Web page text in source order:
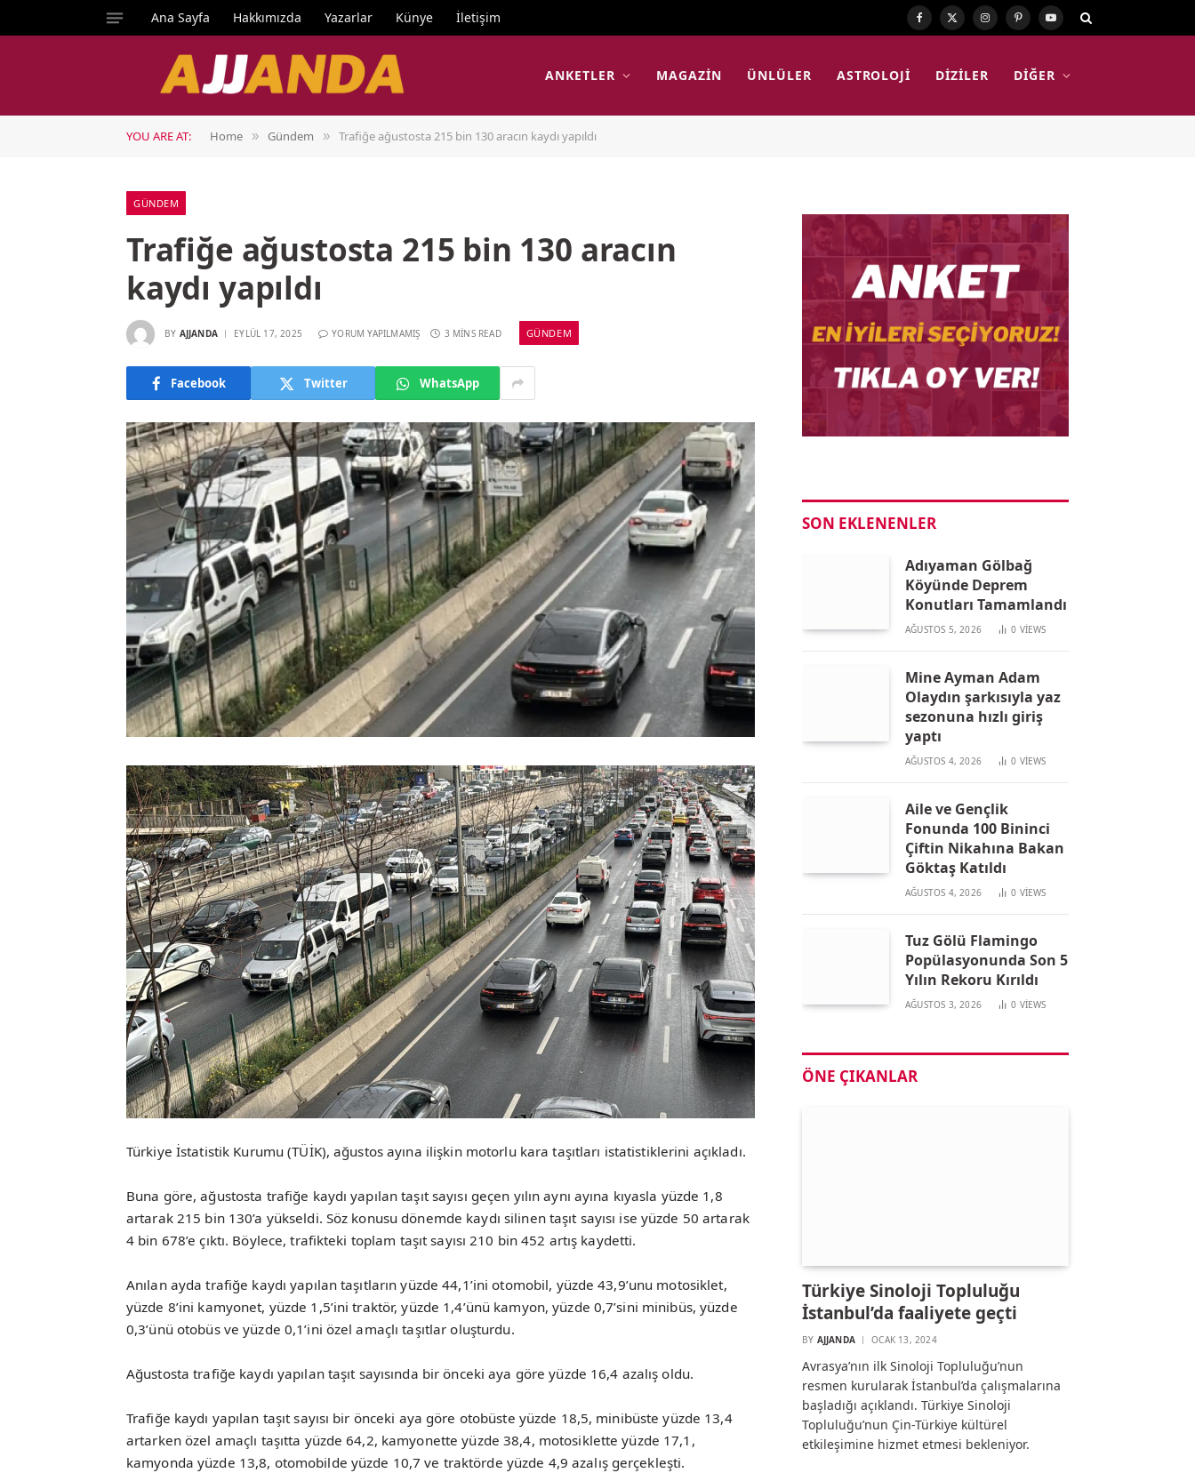
Ana Sayfa Hakkımızda Yazarlar Künye İletişim Facebook
X
Instagram
PinterestYouTube
ANKETLER MAGAZIN ÜNLÜLER ASTROLOJI DIZILER DIĞER
YOU ARE AT: Home » Gündem » Trafiğe ağustosta 215 bin 130 aracın kaydı yapıldı
GÜNDEM
Trafiğe ağustosta 215 bin 130 aracın
kaydı yapıldı
BY AJJANDA EYLÜL 17, 2025 YORUM YAPILMAMIŞ 3 MINS READ GÜNDEM
Facebook Twitter WhatsApp
Türkiye İstatistik Kurumu (TÜİK), ağustos ayına ilişkin motorlu kara taşıtları istatistiklerini açıkladı.
Buna göre, ağustosta trafiğe kaydı yapılan taşıt sayısı geçen yılın aynı ayına kıyasla yüzde 1,8
artarak 215 bin 130’a yükseldi. Söz konusu dönemde kaydı silinen taşıt sayısı ise yüzde 50 artarak
4 bin 678’e çıktı. Böylece, trafikteki toplam taşıt sayısı 210 bin 452 artış kaydetti.
Anılan ayda trafiğe kaydı yapılan taşıtların yüzde 44,1’ini otomobil, yüzde 43,9’unu motosiklet,
yüzde 8’ini kamyonet, yüzde 1,5’ini traktör, yüzde 1,4’ünü kamyon, yüzde 0,7’sini minibüs, yüzde
0,3’ünü otobüs ve yüzde 0,1’ini özel amaçlı taşıtlar oluşturdu.
Ağustosta trafiğe kaydı yapılan taşıt sayısında bir önceki aya göre yüzde 16,4 azalış oldu.
Trafiğe kaydı yapılan taşıt sayısı bir önceki aya göre otobüste yüzde 18,5, minibüste yüzde 13,4
artarken özel amaçlı taşıtta yüzde 64,2, kamyonette yüzde 38,4, motosiklette yüzde 17,1,
kamyonda yüzde 13,8, otomobilde yüzde 10,7 ve traktörde yüzde 4,9 azalış gerçekleşti.
SON EKLENENLER
Adıyaman Gölbağ
Köyünde Deprem
Konutları Tamamlandı
AĞUSTOS 5, 2026 0 VIEWS
Mine Ayman Adam
Olaydın şarkısıyla yaz
sezonuna hızlı giriş
yaptı
AĞUSTOS 4, 2026 0 VIEWS
Aile ve Gençlik
Fonunda 100 Bininci
Çiftin Nikahına Bakan
Göktaş Katıldı
AĞUSTOS 4, 2026 0 VIEWS
Tuz Gölü Flamingo
Popülasyonunda Son 5
Yılın Rekoru Kırıldı
AĞUSTOS 3, 2026 0 VIEWS
ÖNE ÇIKANLAR
Türkiye Sinoloji Topluluğu
İstanbul’da faaliyete geçti
BY AJJANDA OCAK 13, 2024
Avrasya’nın ilk Sinoloji Topluluğu’nun
resmen kurularak İstanbul’da çalışmalarına
başladığı açıklandı. Türkiye Sinoloji
Topluluğu’nun Çin-Türkiye kültürel
etkileşimine hizmet etmesi bekleniyor.